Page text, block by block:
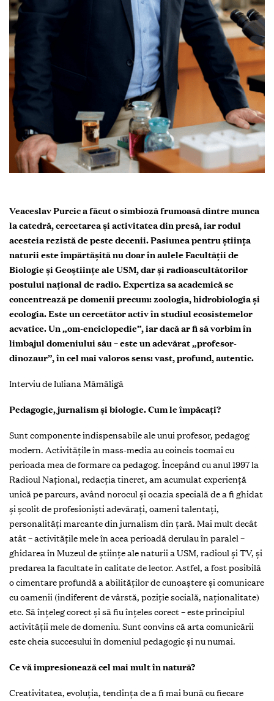
Veaceslav Purcic a făcut o simbioză frumoasă dintre munca
la catedră, cercetarea și activitatea din presă, iar rodul
acesteia rezistă de peste decenii. Pasiunea pentru știința
naturii este împărtășită nu doar în aulele Facultății de
Biologie și Geoștiințe ale USM, dar și radioascultătorilor
postului național de radio. Expertiza sa academică se
concentrează pe domenii precum: zoologia, hidrobiologia și
ecologia. Este un cercetător activ în studiul ecosistemelor
acvatice. Un „om-enciclopedie”, iar dacă ar fi să vorbim în
limbajul domeniului său – este un adevărat „profesor-
dinozaur”, în cel mai valoros sens: vast, profund, autentic.
Interviu de Iuliana Mămăligă
Pedagogie, jurnalism și biologie. Cum le împăcați?
Sunt componente indispensabile ale unui profesor, pedagog
modern. Activitățile în mass-media au coincis tocmai cu
perioada mea de formare ca pedagog. Începând cu anul 1997 la
Radioul Național, redacția tineret, am acumulat experiență
unică pe parcurs, având norocul și ocazia specială de a fi ghidat
și școlit de profesioniști adevărați, oameni talentați,
personalități marcante din jurnalism din țară. Mai mult decât
atât – activitățile mele în acea perioadă derulau în paralel –
ghidarea în Muzeul de științe ale naturii a USM, radioul și TV, și
predarea la facultate în calitate de lector. Astfel, a fost posibilă
o cimentare profundă a abilităților de cunoaștere și comunicare
cu oamenii (indiferent de vârstă, poziție socială, naționalitate)
etc. Să înțeleg corect și să fiu înțeles corect – este principiul
activității mele de domeniu. Sunt convins că arta comunicării
este cheia succesului în domeniul pedagogic și nu numai.
Ce vă impresionează cel mai mult în natură?
Creativitatea, evoluția, tendința de a fi mai bună cu fiecare